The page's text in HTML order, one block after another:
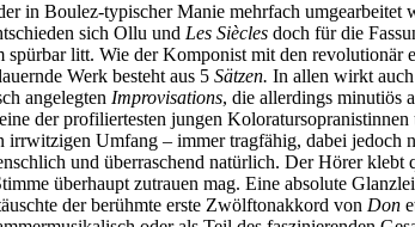
in Boulez-typischer Manie mehrfach umgearbeitet
sich Ollu und Les Siècles doch für die
litt. Wie der Komponist mit den revolutionär
Werk besteht aus 5 Sätzen. In allen wirkt
angelegten Improvisations, die allerdings minutiös
der profiliertesten jungen Koloratursopranistinnen
Umfang – immer tragfähig, dabei jedoch
und überraschend natürlich. Der Hörer klebt
überhaupt zutrauen mag. Eine absolute
der berühmte erste Zwölftonakkord von Don